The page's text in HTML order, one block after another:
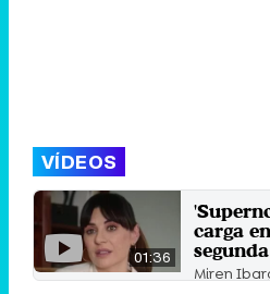
VÍDEOS
01:36
carga
Miren